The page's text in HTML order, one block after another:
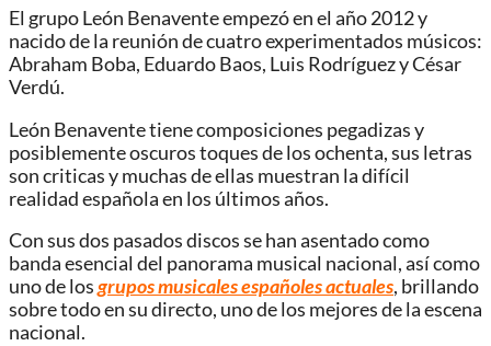
El grupo León Benavente empezó en el año 2012 y
nacido de la reunión de cuatro experimentados músicos:
Abraham Boba, Eduardo Baos, Luis Rodríguez y César
Verdú.
León Benavente tiene composiciones pegadizas y
posiblemente oscuros toques de los ochenta, sus letras
son criticas y muchas de ellas muestran la difícil
realidad española en los últimos años.
Con sus dos pasados discos se han asentado como
banda esencial del panorama musical nacional, así como
uno de losgrupos musicales españoles actuales, brillando
sobre todo en su directo, uno de los mejores de la escena
nacional.